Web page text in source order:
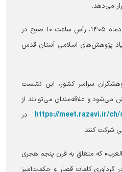
می‌دهد.
‌این برنامه روز سه‌شنبه ۱۲ خردادماه ۱۴۰۵، رأس ساعت ۱۰ صبح در
پژوهش‌های اسلامی آستان قدس
سراسر کشور، این نشست
می‌شود و علاقه‌مندان می‌توانند از
https://meet.razavi.ir/ch/ در
شرکت کنند.
که متعلق به قرن پنجم هجری
گردآوری کلمات قصار و حکمت‌آمیز